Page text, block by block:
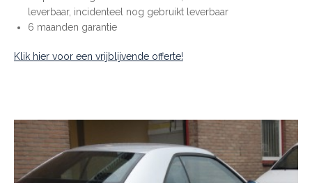
leverbaar, incidenteel nog gebruikt leverbaar
6 maanden garantie
Klik hier voor een vrijblijvende offerte!